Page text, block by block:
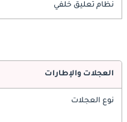
نظام تعليق خلفي
العجلات والإطارات
نوع العجلات